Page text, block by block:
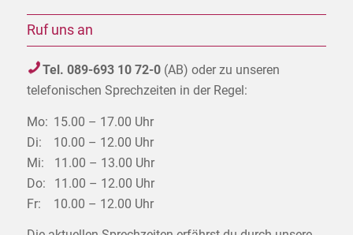
Ruf uns an
Tel. 089-693 10 72-0(AB) oder zu unseren
telefonischen Sprechzeiten in der Regel:
Mo: 15.00 – 17.00 Uhr
Di:
10.00 – 12.00 Uhr
Mi:
11.00 – 13.00 Uhr
Do:
11.00 – 12.00 Uhr
Fr:
10.00 – 12.00 Uhr